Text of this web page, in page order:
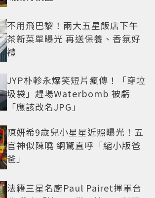
不用飛巴黎！兩大五星飯店下午
茶新菜單曝光 再送保養、香氛好
禮
JYP朴軫永爆笑短片瘋傳！「穿垃
圾袋」趕場Waterbomb 被虧
「應該改名JPG」
陳妍希9歲兒小星星近照曝光！五
官神似陳曉 網驚直呼「縮小版爸
爸」
法籍三星名廚Paul Pairet揮軍台